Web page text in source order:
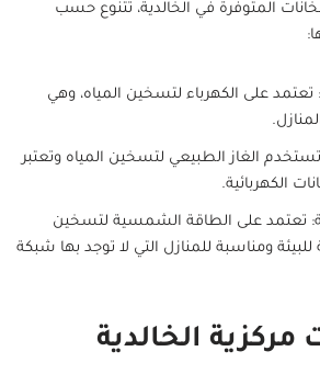
المتوفرة في الخالدية، تتنوع حسب
تعتمد على الكهرباء لتسخين المياه، وهي
الغاز الطبيعي لتسخين المياه وتعتبر
الكهربائية.
تعتمد على الطاقة الشمسية لتسخين
للبيئة ومناسبة للمنازل التي لا توجد بها شبكة
الخالدية